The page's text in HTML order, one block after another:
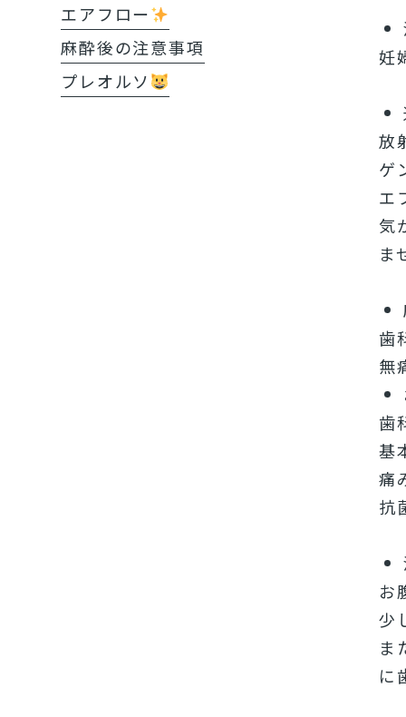
妊
放
ゲ
エ
気
ま
歯
無
歯
基
痛
抗
お
少
ま
に
エアフロー
麻酔後の注意事項
プレオルソ